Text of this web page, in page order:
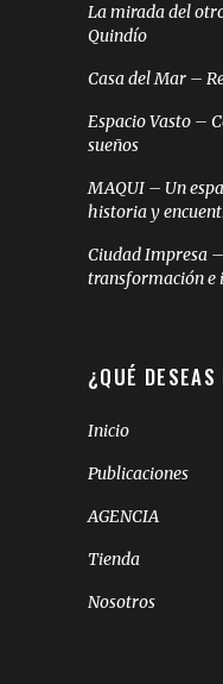
La mirada del
Quindío
Casa del Mar –
Espacio Vasto –
sueños
MAQUI – Un
historia y
Ciudad Impresa
transformación e
¿QUÉ DESEAS
Inicio
Publicaciones
AGENCIA
Tienda
Nosotros